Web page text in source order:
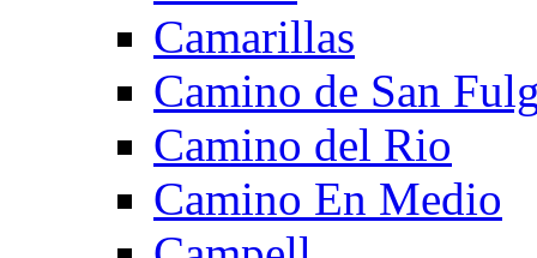
Camarillas
Camino de San
Camino del Rio
Camino En Medio